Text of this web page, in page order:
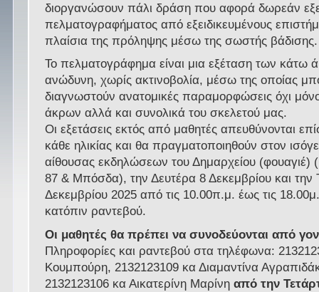
διοργανώσουν πάλι δράση που αφορά δωρεάν
πελματογραφήματος από εξειδικευμένους
πλαίσια της πρόληψης μέσω της σωστής βάδισης.
Το πελματογράφημα είναι μια εξέταση των κάτω
ανώδυνη, χωρίς ακτινοβολία, μέσω της οποίας
διαγνωστούν ανατομικές παραμορφώσεις όχι
άκρων αλλά και συνολικά του σκελετού μας.
Οι εξετάσεις εκτός από μαθητές απευθύνονται
κάθε ηλικίας και θα πραγματοποιηθούν στον
αίθουσας εκδηλώσεων του Δημαρχείου (φουαγιέ)
87 & Μπόσδα), την Δευτέρα 8 Δεκεμβρίου και την
Δεκεμβρίου 2025 από τις 10.00π.μ. έως τις
κατόπιν ραντεβού.
Οι μαθητές θα πρέπει να συνοδεύονται από
Πληροφορίες και ραντεβού στα τηλέφωνα:
Κουμπούρη, 2132123109 κα Διαμαντίνα
2132123106 κα Αικατερίνη Μαρίνηαπό την